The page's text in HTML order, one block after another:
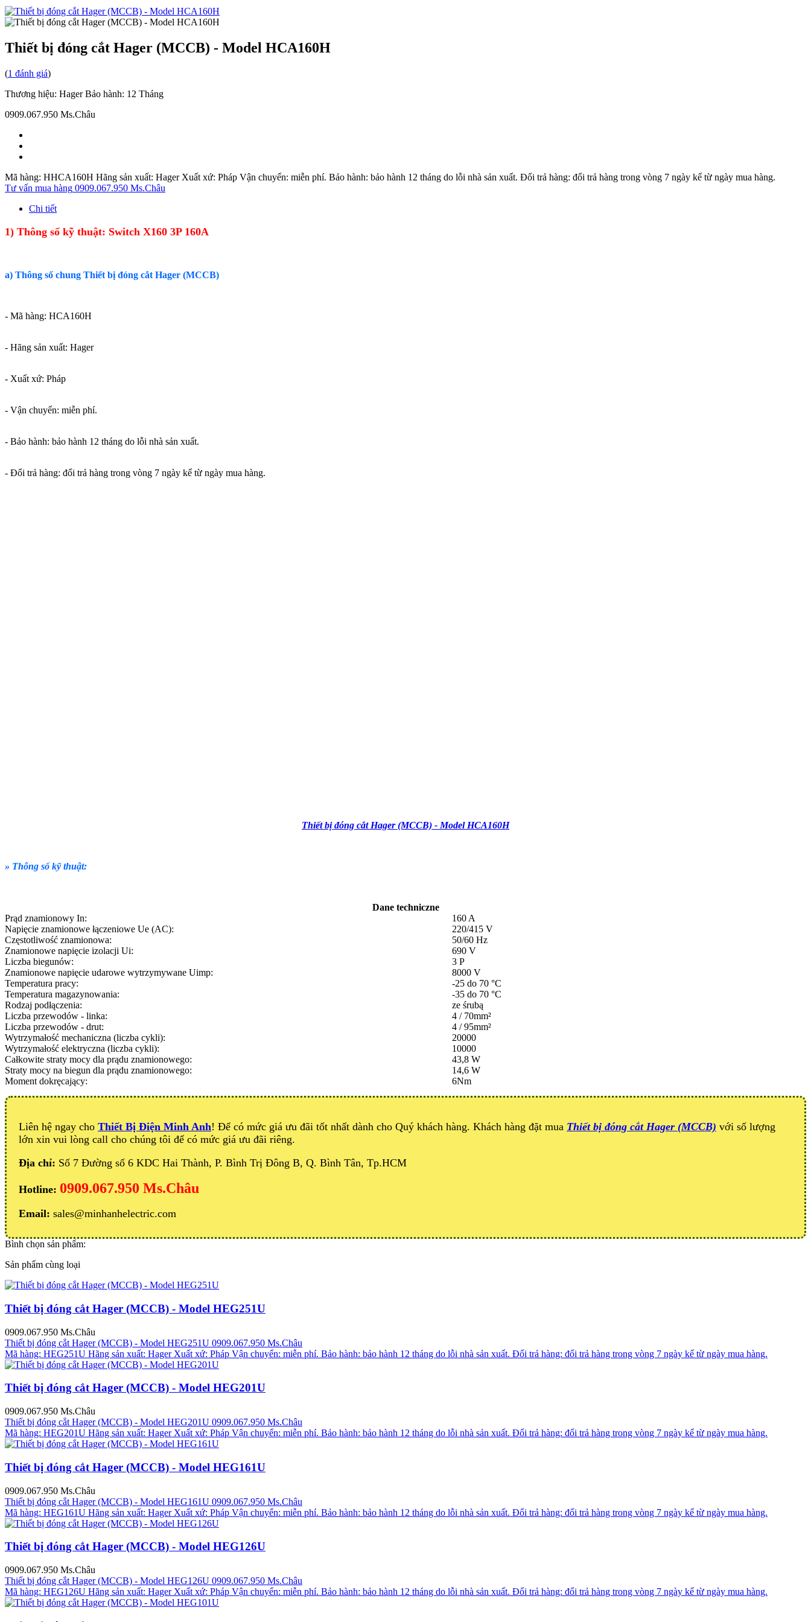
Thiết bị đóng cắt Hager (MCCB) - Model HCA160H
(1 đánh giá)
Thương hiệu: Hager Bảo hành: 12 Tháng
0909.067.950 Ms.Châu
Mã hàng: HHCA160H Hãng sản xuất: Hager Xuất xứ: Pháp Vận chuyển: miễn phí. Bảo hành: bảo hành 12 tháng do lỗi nhà sản xuất. Đổi trả hàng: đổi trả hàng trong vòng 7 ngày kể từ ngày mua hàng.
Tư vấn mua hàng 0909.067.950 Ms.Châu
Chi tiết
1) Thông số kỹ thuật: Switch X160 3P 160A
a) Thông số chung Thiết bị đóng cắt Hager (MCCB)
- Mã hàng: HCA160H
- Hãng sản xuất: Hager
- Xuất xứ: Pháp
- Vận chuyển: miễn phí.
- Bảo hành: bảo hành 12 tháng do lỗi nhà sản xuất.
- Đổi trả hàng: đổi trả hàng trong vòng 7 ngày kể từ ngày mua hàng.
Thiết bị đóng cắt Hager (MCCB) - Model HCA160H
» Thông số kỹ thuật:
Dane techniczne
Prąd znamionowy In:
160 A
Napięcie znamionowe łączeniowe Ue (AC):
220/415 V
Częstotliwość znamionowa:
50/60 Hz
Znamionowe napięcie izolacji Ui:
690 V
Liczba biegunów:
3 P
Znamionowe napięcie udarowe wytrzymywane Uimp:
8000 V
Temperatura pracy:
-25 do 70 °C
Temperatura magazynowania:
-35 do 70 °C
Rodzaj podłączenia:
ze śrubą
Liczba przewodów - linka:
4 / 70mm²
Liczba przewodów - drut:
4 / 95mm²
Wytrzymałość mechaniczna (liczba cykli):
20000
Wytrzymałość elektryczna (liczba cykli):
10000
Całkowite straty mocy dla prądu znamionowego:
43,8 W
Straty mocy na biegun dla prądu znamionowego:
14,6 W
Moment dokręcający:
6Nm
Liên hệ ngay cho Thiết Bị Điện Minh Anh! Để có mức giá ưu đãi tốt nhất dành cho Quý khách hàng. Khách hàng đặt mua Thiết bị đóng cắt Hager (MCCB) với số lượng
lớn xin vui lòng call cho chúng tôi để có mức giá ưu đãi riêng.
Địa chỉ: Số 7 Đường số 6 KDC Hai Thành, P. Bình Trị Đông B, Q. Bình Tân, Tp.HCM
Hotline: 0909.067.950 Ms.Châu
Email: sales@minhanhelectric.com
Bình chọn sản phẩm:
Sản phẩm cùng loại
Thiết bị đóng cắt Hager (MCCB) - Model HEG251U
0909.067.950 Ms.Châu
Thiết bị đóng cắt Hager (MCCB) - Model HEG251U 0909.067.950 Ms.Châu
Mã hàng: HEG251U Hãng sản xuất: Hager Xuất xứ: Pháp Vận chuyển: miễn phí. Bảo hành: bảo hành 12 tháng do lỗi nhà sản xuất. Đổi trả hàng: đổi trả hàng trong vòng 7 ngày kể từ ngày mua hàng.
Thiết bị đóng cắt Hager (MCCB) - Model HEG201U
0909.067.950 Ms.Châu
Thiết bị đóng cắt Hager (MCCB) - Model HEG201U 0909.067.950 Ms.Châu
Mã hàng: HEG201U Hãng sản xuất: Hager Xuất xứ: Pháp Vận chuyển: miễn phí. Bảo hành: bảo hành 12 tháng do lỗi nhà sản xuất. Đổi trả hàng: đổi trả hàng trong vòng 7 ngày kể từ ngày mua hàng.
Thiết bị đóng cắt Hager (MCCB) - Model HEG161U
0909.067.950 Ms.Châu
Thiết bị đóng cắt Hager (MCCB) - Model HEG161U 0909.067.950 Ms.Châu
Mã hàng: HEG161U Hãng sản xuất: Hager Xuất xứ: Pháp Vận chuyển: miễn phí. Bảo hành: bảo hành 12 tháng do lỗi nhà sản xuất. Đổi trả hàng: đổi trả hàng trong vòng 7 ngày kể từ ngày mua hàng.
Thiết bị đóng cắt Hager (MCCB) - Model HEG126U
0909.067.950 Ms.Châu
Thiết bị đóng cắt Hager (MCCB) - Model HEG126U 0909.067.950 Ms.Châu
Mã hàng: HEG126U Hãng sản xuất: Hager Xuất xứ: Pháp Vận chuyển: miễn phí. Bảo hành: bảo hành 12 tháng do lỗi nhà sản xuất. Đổi trả hàng: đổi trả hàng trong vòng 7 ngày kể từ ngày mua hàng.